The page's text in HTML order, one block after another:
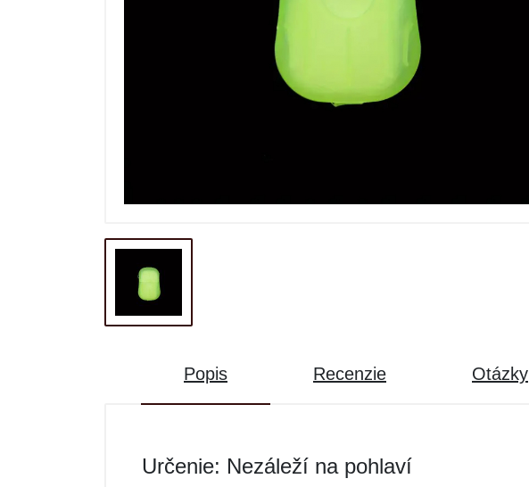
Popis Recenzie Otázky
Určenie: Nezáleží na pohlaví